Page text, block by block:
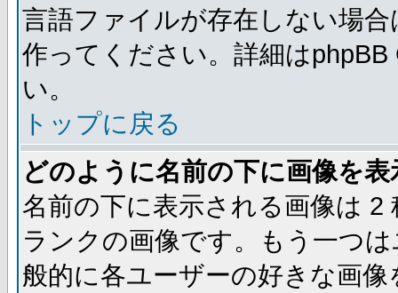
言語ファイルが存在しない場
作ってください。詳細は
い。
トップに戻る
どのように名前の下に画像を
名前の下に表示される画像は
ランクの画像です。もう一つ
般的に各ユーザーの好きな画